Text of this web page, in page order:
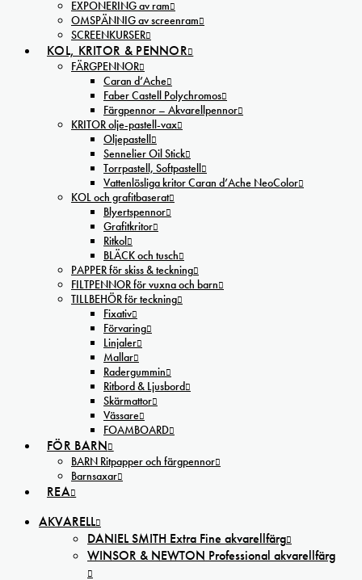
EXPONERING av ram
OMSPÄNNIG av screenram
SCREENKURSER
KOL, KRITOR & PENNOR
FÄRGPENNOR
Caran d’Ache
Faber Castell Polychromos
Färgpennor – Akvarellpennor
KRITOR olje-pastell-vax
Oljepastell
Sennelier Oil Stick
Torrpastell, Softpastell
Vattenlösliga kritor Caran d’Ache NeoColor
KOL och grafitbaserat
Blyertspennor
Grafitkritor
Ritkol
BLÄCK och tusch
PAPPER för skiss & teckning
FILTPENNOR för vuxna och barn
TILLBEHÖR för teckning
Fixativ
Förvaring
Linjaler
Mallar
Radergummin
Ritbord & Ljusbord
Skärmattor
Vässare
FOAMBOARD
FÖR BARN
BARN Ritpapper och färgpennor
Barnsaxar
REA
AKVARELL
DANIEL SMITH Extra Fine akvarellfärg
WINSOR & NEWTON Professional akvarellfärg